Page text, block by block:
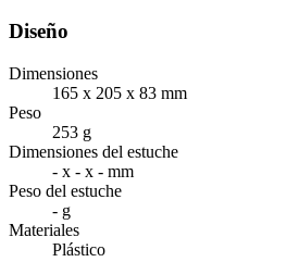
Diseño
Dimensiones
165 x 205 x 83 mm
Peso
253 g
Dimensiones del estuche
- x - x - mm
Peso del estuche
- g
Materiales
Plástico